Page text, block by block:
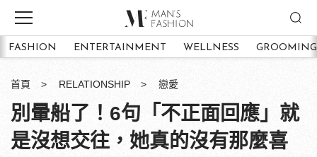
FASHION ENTERTAINMENT WELLNESS GROOMING
首頁 RELATIONSHIP 戀愛
別暈船了！6句「不正面回應」就
是沒想交往，她真的沒有那麼喜